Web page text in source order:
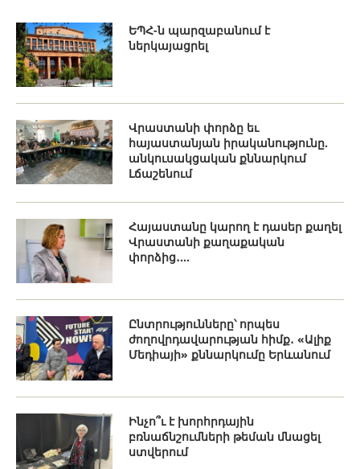
ԵՊՀ-ն պարզաբանում է
ներկայացրել
Վրաստանի փորձը եւ
հայաստանյան իրականությունը.
անկուսակցական քննարկում
Լճաշենում
Հայաստանը կարող է դասեր քաղել
Վրաստանի քաղաքական
փորձից․...
Ընտրությունները՝ որպես
ժողովրդավարության հիմք․ «Ալիք
Մեդիայի» քննարկումը Երևանում
Ինչո՞ւ է խորհրդային
բռնաճնշումների թեման մնացել
ստվերում